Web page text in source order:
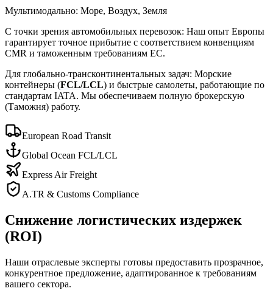
Мультимодально: Море, Воздух, Земля
С точки зрения автомобильных перевозок: Наш опыт Европы
гарантирует точное прибытие с соответствием конвенциям
CMR и таможенным требованиям ЕС.
Для глобально-трансконтинентальных задач: Морские
контейнеры (FCL/LCL) и быстрые самолеты, работающие по
стандартам IATA. Мы обеспечиваем полную брокерскую
(Таможня) работу.
European Road Transit
Global Ocean FCL/LCL
Express Air Freight
A.TR & Customs Compliance
Снижение логистических издержек
(ROI)
Наши отраслевые эксперты готовы предоставить прозрачное,
конкурентное предложение, адаптированное к требованиям
вашего сектора.